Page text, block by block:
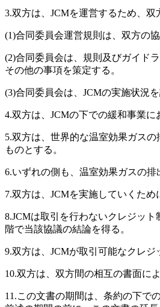
3.双方は、JCMを運営するため、
(1)合同委員会運営規則は、双方の
(2)合同委員会は、規則及びガイド
その他の事項を策定する。
(3)合同委員会は、JCMの実施状況
4.双方は、JCMの下での緩和事業
5.双方は、世界的な温室効果ガス
ものとする。
6.いずれの側も、温室効果ガスの
7.双方は、JCMを実施していくた
8.JCMは取引を行わないクレジッ
階で当該協議の結論を得る。
9.双方は、JCMが取引可能なクレ
10.双方は、双方間の相互の書面に
11.この文書の期間は、条約の下で